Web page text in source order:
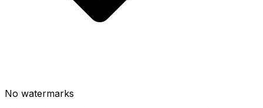
No watermarks